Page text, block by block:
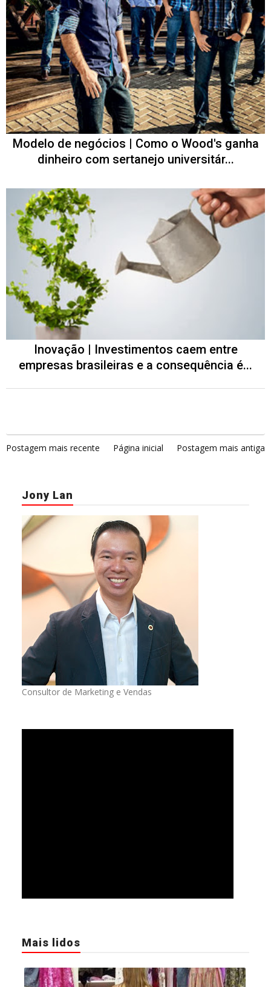
Modelo de negócios | Como o Wood's ganha
dinheiro com sertanejo universitár...
Inovação | Investimentos caem entre
empresas brasileiras e a consequência é...
Postagem mais recente Página inicial Postagem mais antiga
Jony Lan
Consultor de Marketing e Vendas
Mais lidos